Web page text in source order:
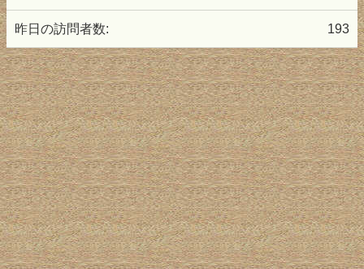
193
昨日の訪問者数: